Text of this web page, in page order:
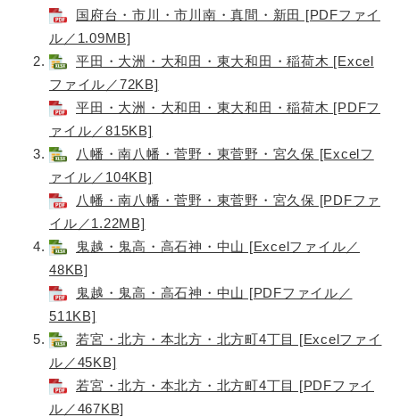
国府台・市川・市川南・真間・新田 [PDFファイ
ル／1.09MB]
平田・大洲・大和田・東大和田・稲荷木 [Excel
ファイル／72KB]
平田・大洲・大和田・東大和田・稲荷木 [PDFフ
ァイル／815KB]
八幡・南八幡・菅野・東菅野・宮久保 [Excelフ
ァイル／104KB]
八幡・南八幡・菅野・東菅野・宮久保 [PDFファ
イル／1.22MB]
鬼越・鬼高・高石神・中山 [Excelファイル／
48KB]
鬼越・鬼高・高石神・中山 [PDFファイル／
511KB]
若宮・北方・本北方・北方町4丁目 [Excelファイ
ル／45KB]
若宮・北方・本北方・北方町4丁目 [PDFファイ
ル／467KB]